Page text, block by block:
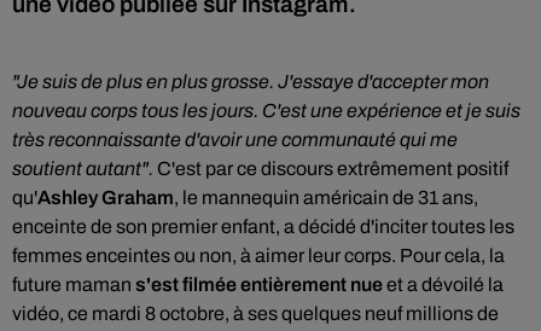
"Je suis de plus en plus grosse. J'essaye d'accepter mon
nouveau corps tous les jours. C'est une expérience et je suis
très reconnaissante d'avoir une communauté qui me
soutient autant". C'est par ce discours extrêmement positif
qu'Ashley Graham, le mannequin américain de 31 ans,
enceinte de son premier enfant, a décidé d'inciter toutes les
femmes enceintes ou non, à aimer leur corps. Pour cela, la
future maman s'est filmée entièrement nueet a dévoilé la
vidéo, ce mardi 8 octobre, à ses quelques neuf millions de